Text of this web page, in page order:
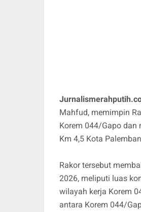
Mahfud, memimpin
Korem 044/Gapo dan
Km 4,5 Kota
Rakor tersebut
2026, meliputi luas
wilayah kerja Korem
antara Korem 044/